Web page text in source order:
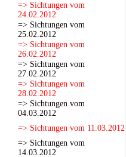
=> Sichtungen vom
24.02.2012
=> Sichtungen vom
25.02.2012
=> Sichtungen vom
26.02.2012
=> Sichtungen vom
27.02.2012
=> Sichtungen vom
28.02.2012
=> Sichtungen vom
04.03.2012
=> Sichtungen vom 11.03.2012
=> Sichtungen vom
14.03.2012